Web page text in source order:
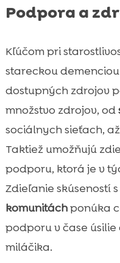
Podpora a
Kľúčom pri
stareckou
dostupných zdrojov
množstvo zdrojov, od
sociálnych sieťach,
Taktiež umožňujú
podporu, ktorá je v
Zdieľanie skúseností
komunitáchponúka
podporu v čase
miláčika.